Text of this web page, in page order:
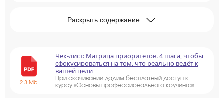
Раскрыть содержание
2.3 Mb
Чек-лист: Матрица приоритетов. 4 шага, чтобы
сфокусироваться на том, что реально ведёт к
вашей цели
При скачивании дадим бесплатный доступ к
курсу «Основы профессионального коучинга»